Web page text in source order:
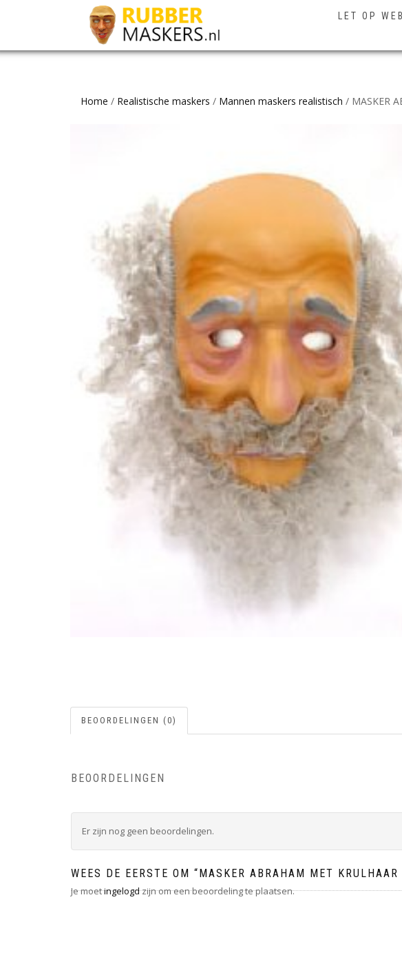
LET OP
Home / Realistische maskers / Mannen maskers realistisch / MASKER
BEOORDELINGEN (0)
BEOORDELINGEN
Er zijn nog geen beoordelingen.
WEES DE EERSTE OM “MASKER ABRAHAM MET
Je moetingelogdzijn om een beoordeling te plaatsen.